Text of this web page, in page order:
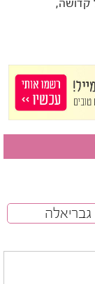
קדושה,
גבריאלה